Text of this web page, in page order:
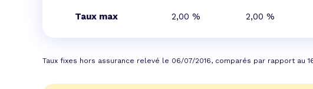
Taux max 2,00 % 2,00 %
Taux fixes hors assurance relevé le 06/07/2016, comparés par rapport au